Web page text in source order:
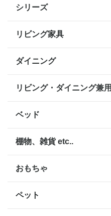
シリーズ
リビング家具
ダイニング
リビング・ダイニング兼用
ベッド
棚物、雑貨 etc..
おもちゃ
ペット